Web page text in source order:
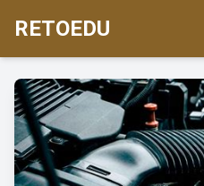
RETOEDU